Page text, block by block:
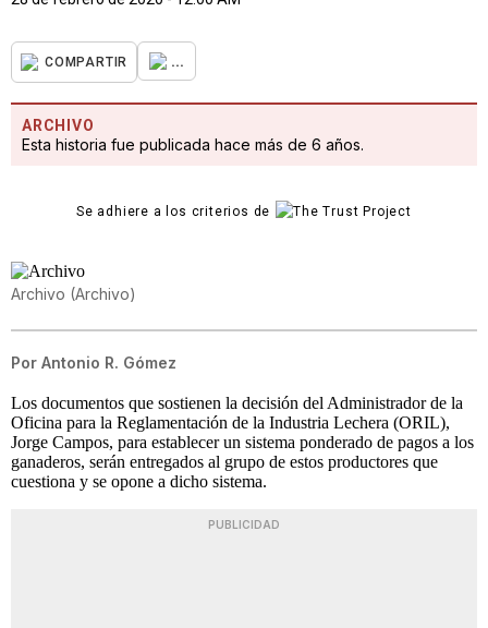
COMPARTIR ...
ARCHIVO
Esta historia fue publicada hace más de 6 años.
Se adhiere a los criterios de
Archivo (Archivo)
Por Antonio R. Gómez
Los documentos que sostienen la decisión del Administrador de la
Oficina para la Reglamentación de la Industria Lechera (ORIL),
Jorge Campos, para establecer un sistema ponderado de pagos a los
ganaderos, serán entregados al grupo de estos productores que
cuestiona y se opone a dicho sistema.
PUBLICIDAD